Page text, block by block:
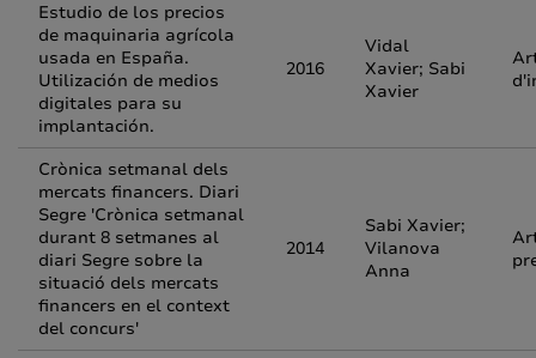
Estudio de los precios
de maquinaria agrícola
usada en España.
Utilización de medios
digitales para su
implantación.
2016
Vidal
Xavier; Sabi
Xavier
Crònica setmanal dels
mercats financers. Diari
Segre 'Crònica setmanal
durant 8 setmanes al
diari Segre sobre la
situació dels mercats
financers en el context
del concurs'
2014
Sabi Xavier;
Vilanova
Anna